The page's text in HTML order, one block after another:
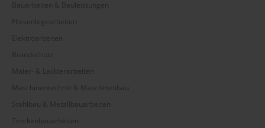
Bauarbeiten & Bauleistungen
Fliesenlegearbeiten
Elektroarbeiten
Brandschutz
Maler- & Lackierarbeiten
Maschinentechnik & Maschinenbau
Stahlbau & Metallbauarbeiten
Trockenbauarbeiten